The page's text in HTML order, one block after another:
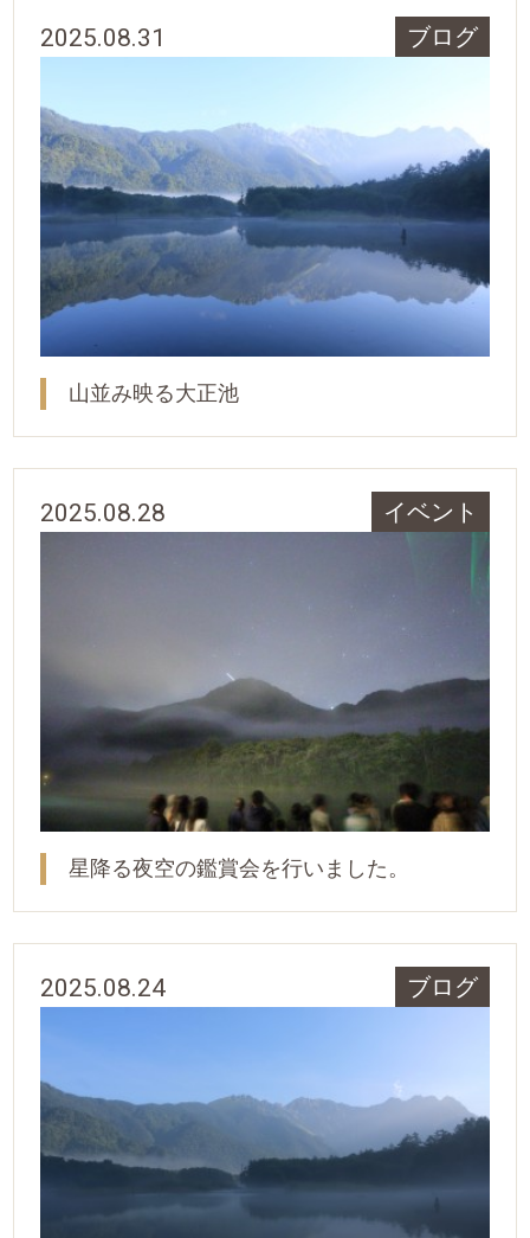
2025.08.31 ブログ
山並み映る大正池
2025.08.28 イベント
星降る夜空の鑑賞会を行いました。
2025.08.24 ブログ